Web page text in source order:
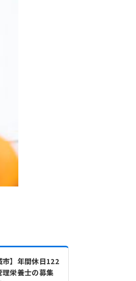
市】年間休日122
栄養士の募集